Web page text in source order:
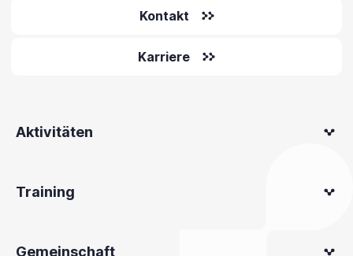
Kontakt
Karriere
Aktivitäten
Training
Gemeinschaft